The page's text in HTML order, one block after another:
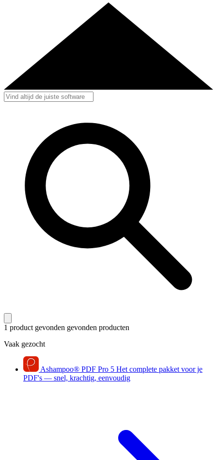
1 product gevonden gevonden producten
Vaak gezocht
Ashampoo® PDF Pro 5 Het complete pakket voor je
PDF's — snel, krachtig, eenvoudig